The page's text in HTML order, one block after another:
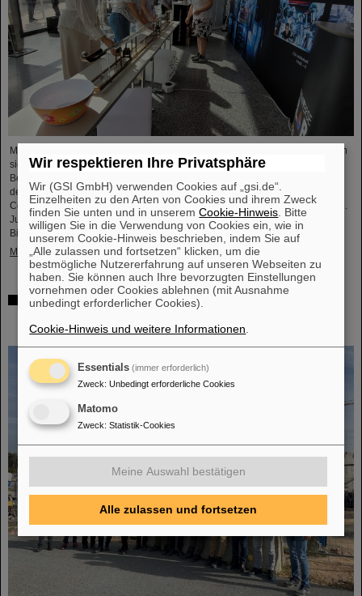
Mit einem breiten Angebot an Informationen und Zukunftsperspektiven haben
sich das GSI Helmholtzzentrum für Schwerionenforschung und das künftige
Beschleunigerzentrum FAIR, das derzeit bei GSI in Darmstadt entsteht, an
dem internationalen Innovationskongress „Curious – Future Inside
Conference“ beteiligt. Die interdisziplinäre Veranstaltung fand vom 10. bis 11.
Juli in der Rheingoldhalle in Mainz statt und zog zahlreiche renommierte
Bildungsinstitutionen, Forschungseinrichtungen und...
Mehr »
Förderung und Erhalt von Technologie-Knowhow durch
Commonwealth Fusion Systems besuchen GSI
Wir respektieren Ihre Privatsphäre
Wir (GSI GmbH) verwenden Cookies auf „gsi.de“.
Einzelheiten zu den Arten von Cookies und ihrem Zweck
finden Sie unten und in unseremCookie-Hinweis . Bitte
willigen Sie in die Verwendung von Cookies ein, wie in
unserem Cookie-Hinweis beschrieben, indem Sie auf
„Alle zulassen und fortsetzen“ klicken, um die
bestmögliche Nutzererfahrung auf unseren Webseiten zu
haben. Sie können auch Ihre bevorzugten Einstellungen
vornehmen oder Cookies ablehnen (mit Ausnahme
unbedingt erforderlicher Cookies).
Cookie-Hinweis und weitere Informationen
Essentials (immer erforderlich)
Zweck: Unbedingt erforderliche Cookies
Matomo
Zweck: Statistik-Cookies
Meine Auswahl bestätigen
Alle zulassen und fortsetzen